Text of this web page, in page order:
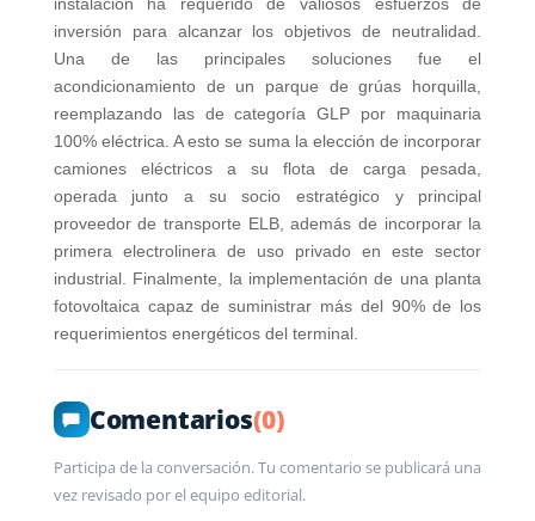
inversión para alcanzar los objetivos de neutralidad.
Una de las principales soluciones fue el
acondicionamiento de un parque de grúas horquilla,
reemplazando las de categoría GLP por maquinaria
100% eléctrica. A esto se suma la elección de incorporar
camiones eléctricos a su flota de carga pesada,
operada junto a su socio estratégico y principal
proveedor de transporte ELB, además de incorporar la
primera electrolinera de uso privado en este sector
industrial. Finalmente, la implementación de una planta
fotovoltaica capaz de suministrar más del 90% de los
requerimientos energéticos del terminal.
Comentarios(0)
Participa de la conversación. Tu comentario se publicará una
vez revisado por el equipo editorial.